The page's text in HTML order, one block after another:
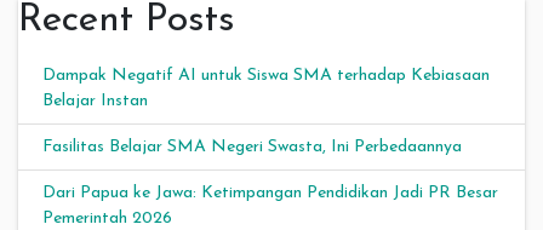
Recent Posts
Dampak Negatif AI untuk Siswa SMA terhadap Kebiasaan
Belajar Instan
Fasilitas Belajar SMA Negeri Swasta, Ini Perbedaannya
Dari Papua ke Jawa: Ketimpangan Pendidikan Jadi PR Besar
Pemerintah 2026